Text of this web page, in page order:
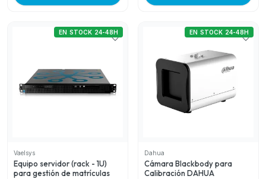
Vaelsys
Equipo servidor (rack - 1U)
para gestión de matrículas
EN STOCK 24-48H
Dahua
Cámara Blackbody para
Calibración DAHUA
EN STOCK 24-48H